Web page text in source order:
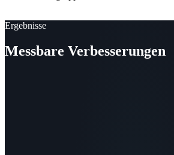
Ergebnisse
Messbare Verbesserungen